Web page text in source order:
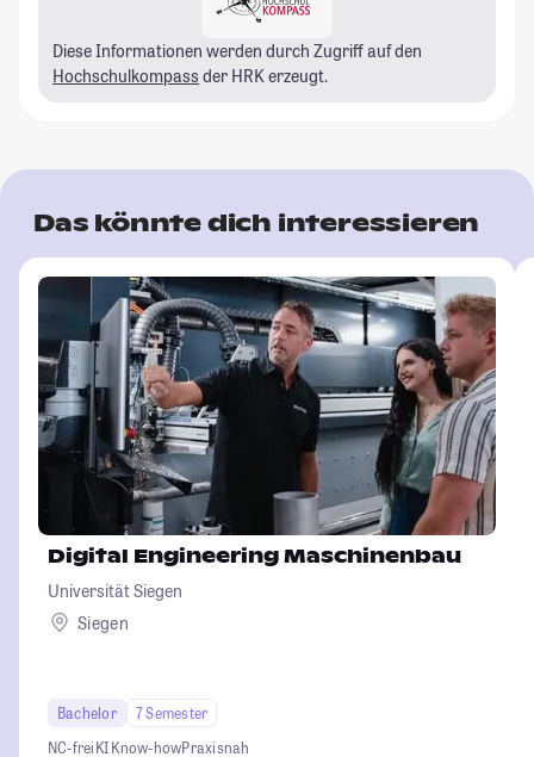
Diese Informationen werden durch Zugriff auf den
Hochschulkompass der HRK erzeugt.
Das könnte dich interessieren
Digital Engineering Maschinenbau
Universität Siegen
Siegen
Bachelor
7 Semester
NC-freiKI Know-howPraxisnah